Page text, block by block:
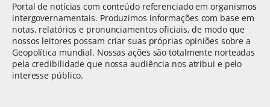
Portal de notícias com conteúdo referenciado em organismos
intergovernamentais. Produzimos informações com base em
notas, relatórios e pronunciamentos oficiais, de modo que
nossos leitores possam criar suas próprias opiniões sobre a
Geopolítica mundial. Nossas ações são totalmente norteadas
pela credibilidade que nossa audiência nos atribui e pelo
interesse público.